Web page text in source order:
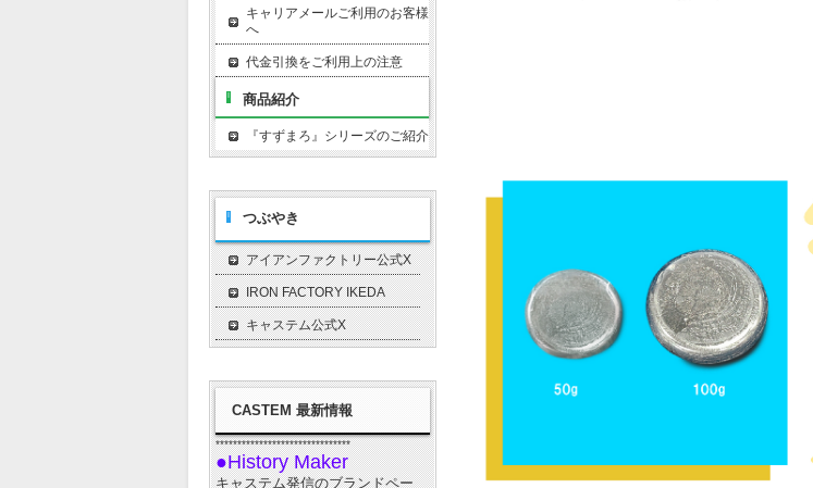
キャリアメールご利用のお客様
へ
代金引換をご利用上の注意
商品紹介
『すずまろ』シリーズのご紹介
つぶやき
アイアンファクトリー公式X
IRON FACTORY IKEDA
キャステム公式X
CASTEM 最新情報
*******************************
●History Maker
キャステム発信のブランドペー